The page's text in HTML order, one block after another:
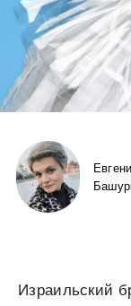
Израильский